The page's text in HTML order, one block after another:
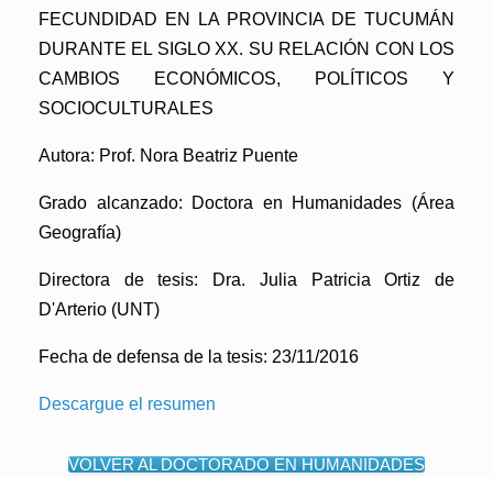
FECUNDIDAD EN LA PROVINCIA DE TUCUMÁN
DURANTE EL SIGLO XX. SU RELACIÓN CON LOS
CAMBIOS ECONÓMICOS, POLÍTICOS Y
SOCIOCULTURALES
Autora: Prof. Nora Beatriz Puente
Grado alcanzado: Doctora en Humanidades (Área
Geografía)
Directora de tesis: Dra. Julia Patricia Ortiz de
D'Arterio (UNT)
Fecha de defensa de la tesis: 23/11/2016
Descargue el resumen
VOLVER AL DOCTORADO EN HUMANIDADES